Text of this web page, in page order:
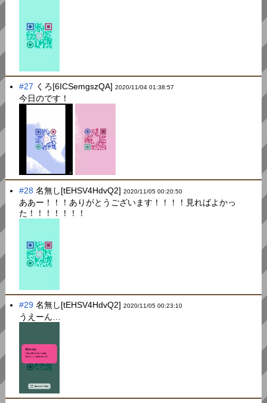
#27 くろ[6ICSemgszQA]2020/11/04 01:38:57
今日のです！
#28 名無し[tEHSV4HdvQ2]2020/11/05 00:20:50
ああー！！！ありがとうございます！！！！見ればよかっ
た！！！！！！！
#29 名無し[tEHSV4HdvQ2]2020/11/05 00:23:10
うえーん…